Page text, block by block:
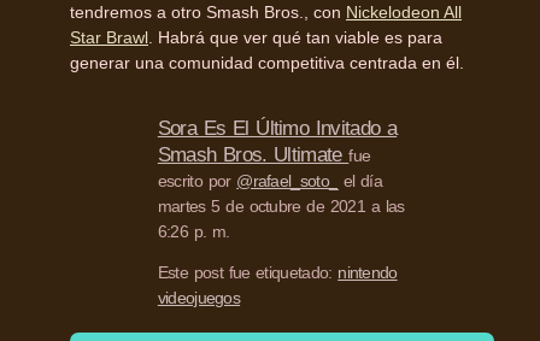
tendremos a otro Smash Bros., con Nickelodeon All
Star Brawl . Habrá que ver qué tan viable es para
generar una comunidad competitiva centrada en él.
Sora Es El Último Invitado a
Smash Bros. Ultimatefue
escrito por @rafael_soto_
el día
martes 5 de octubre de 2021 a las
6:26 p. m.
Este post fue etiquetado: nintendo
videojuegos